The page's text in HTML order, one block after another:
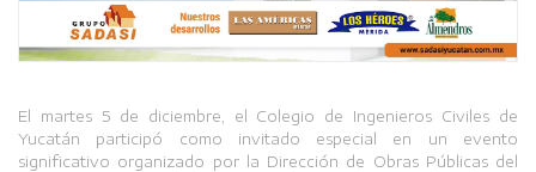
El martes 5 de diciembre, el Colegio de Ingenieros Civiles de
Yucatán participó como invitado especial en un evento
significativo organizado por la Dirección de Obras Públicas del